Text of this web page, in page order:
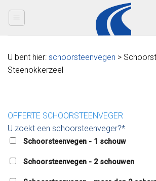
U bent hier: schoorsteenvegen >
Steenokkerzeel
OFFERTE SCHOORSTEENVEGER
U zoekt een schoorsteenveger?*
Schoorsteenvegen - 1 schouw
Schoorsteenvegen - 2 schouwen